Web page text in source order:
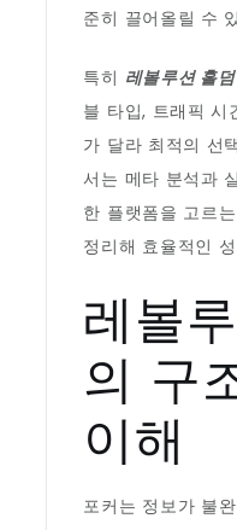
준히 끌어올릴 수
특히 레볼루션 홀
블 타입, 트래픽 시
가 달라 최적의 선
서는 메타 분석과
한 플랫폼을 고르
정리해 효율적인
레볼
의 구
이해
포커는 정보가 불